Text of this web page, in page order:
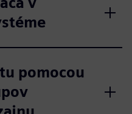
pomocou